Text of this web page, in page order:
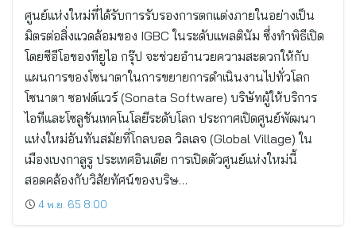
ศูนย์แห่งใหม่ที่ได้รับการรับรองการตกแต่งภายในอย่างเป็น
มิตรต่อสิ่งแวดล้อมของ IGBC ในระดับแพลตินัม ซึ่งทำพิธีเปิด
โดยซีอีโอของทียูไอ กรุ๊ป จะช่วยอำนวยความสะดวกให้กับ
แผนการของโซนาตาในการขยายการดำเนินงานไปทั่วโลก
โซนาตา ซอฟต์แวร์ (Sonata Software) บริษัทผู้ให้บริการ
ไอทีและโซลูชันเทคโนโลยีระดับโลก ประกาศเปิดศูนย์พัฒนา
แห่งใหม่อันทันสมัยที่โกลบอล วิลเลจ (Global Village) ใน
เมืองเบงกาลูรู ประเทศอินเดีย การเปิดตัวศูนย์แห่งใหม่นี้
สอดคล้องกับวิสัยทัศน์ของบริษ…
4 พ.ย. 65 8:00